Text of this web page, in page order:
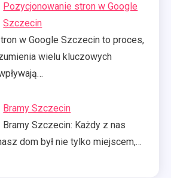
Pozycjonowanie stron w Google
Szczecin
w Google Szczecin to proces,
wielu kluczowych
Bramy Szczecin
Bramy Szczecin: Każdy z nas
dom był nie tylko miejscem,…